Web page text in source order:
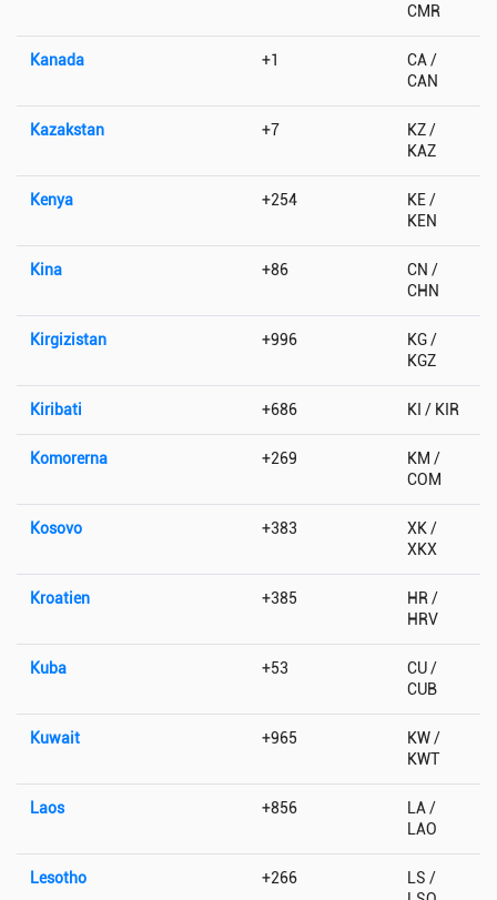
CMR
Kanada +1
CA /
CAN
Kazakstan +7
KZ /
KAZ
Kenya +254
KE /
KEN
Kina +86
CN /
CHN
Kirgizistan +996
KG /
KGZ
Kiribati +686 KI / KIR
Komorerna +269
KM /
COM
Kosovo +383
XK /
XKX
Kroatien +385
HR /
HRV
Kuba +53
CU /
CUB
Kuwait +965
KW /
KWT
Laos +856
LA /
LAO
Lesotho +266
LS /